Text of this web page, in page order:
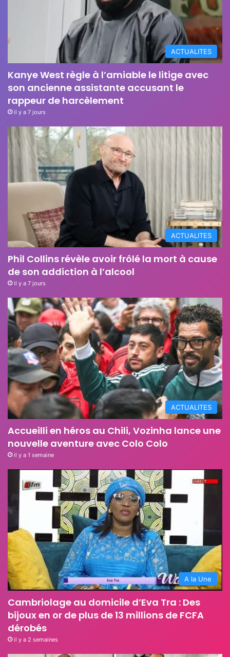
ACTUALITES
Kanye West règle à l’amiable le litige avec
son ancienne assistante accusant le
rappeur de harcèlement
il y a 7 jours
ACTUALITES
Phil Collins révèle avoir frôlé la mort à cause
de son addiction à l’alcool
il y a 7 jours
ACTUALITES
Accueilli en héros au Chili, Vozinha lance une
nouvelle aventure avec Colo Colo
il y a 1 semaine
A la Une
Cambriolage au domicile d’Eva Tra : Des
bijoux en or de plus de 13 millions de FCFA
dérobés
il y a 2 semaines